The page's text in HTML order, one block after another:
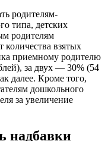
родителям-
типа, детских
родителям
количества взятых
приемному родителю
за двух — 30% (54
далее. Кроме того,
дошкольного
за увеличение
надбавки